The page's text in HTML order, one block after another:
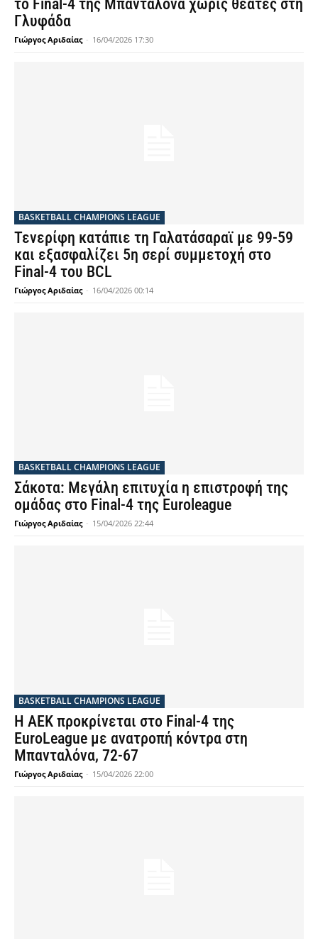
το Final-4 της Μπανταλόνα χωρίς θεατές στη
Γλυφάδα
Γιώργος Αριδαίας - 16/04/2026 17:30
BASKETBALL CHAMPIONS LEAGUE
Τενερίφη κατάπιε τη Γαλατάσαραϊ με 99-59
και εξασφαλίζει 5η σερί συμμετοχή στο
Final-4 του BCL
Γιώργος Αριδαίας - 16/04/2026 00:14
BASKETBALL CHAMPIONS LEAGUE
Σάκοτα: Μεγάλη επιτυχία η επιστροφή της
ομάδας στο Final-4 της Euroleague
Γιώργος Αριδαίας - 15/04/2026 22:44
BASKETBALL CHAMPIONS LEAGUE
Η ΑΕΚ προκρίνεται στο Final-4 της
EuroLeague με ανατροπή κόντρα στη
Μπανταλόνα, 72-67
Γιώργος Αριδαίας - 15/04/2026 22:00